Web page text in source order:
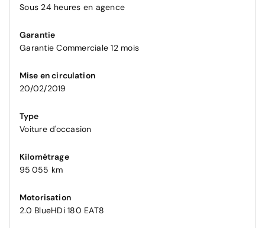
Sous 24 heures en agence
Garantie
Garantie Commerciale 12 mois
Mise en circulation
20/02/2019
Type
Voiture d'occasion
Kilométrage
95 055 km
Motorisation
2.0 BlueHDi 180 EAT8